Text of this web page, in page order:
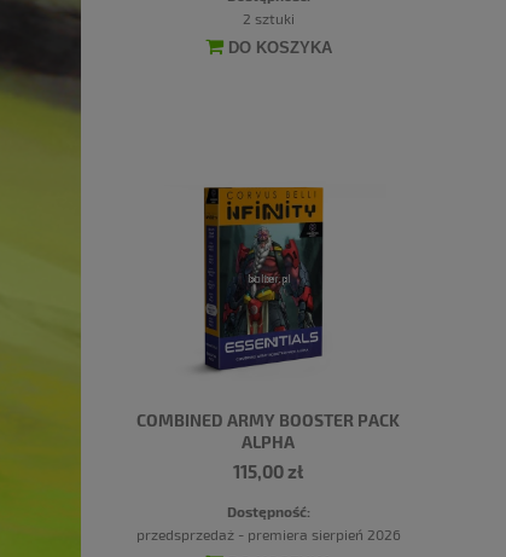
2 sztuki
DO KOSZYKA
COMBINED ARMY BOOSTER PACK
ALPHA
115,00 zł
Dostępność:
przedsprzedaż - premiera sierpień 2026